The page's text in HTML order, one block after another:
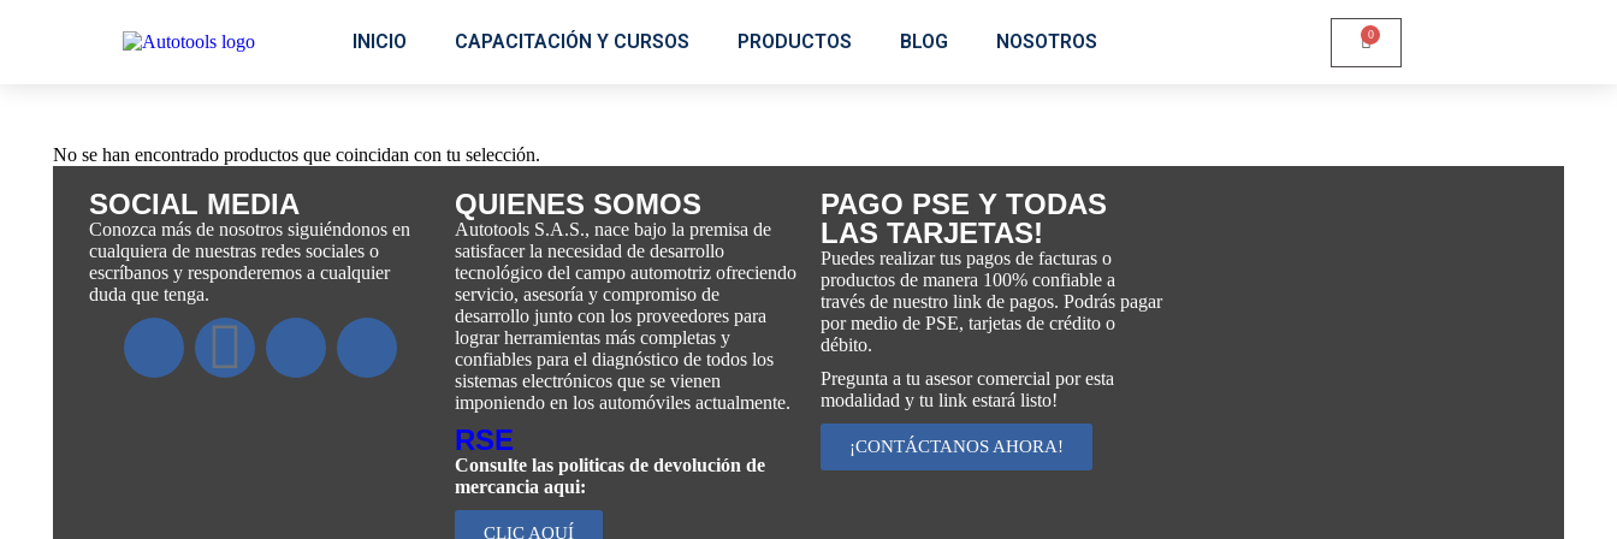
INICIO CAPACITACIÓN Y CURSOS PRODUCTOS BLOG NOSOTROS
No se han encontrado productos que coincidan con tu selección.
SOCIAL MEDIA
Conozca más de nosotros siguiéndonos en
cualquiera de nuestras redes sociales o
escríbanos y responderemos a cualquier
duda que tenga.
QUIENES SOMOS
Autotools S.A.S., nace bajo la premisa de
satisfacer la necesidad de desarrollo
tecnológico del campo automotriz ofreciendo
servicio, asesoría y compromiso de
desarrollo junto con los proveedores para
lograr herramientas más completas y
confiables para el diagnóstico de todos los
sistemas electrónicos que se vienen
imponiendo en los automóviles actualmente.
RSE
Consulte las politicas de devolución de
mercancia aqui:
CLIC AQUÍ
PAGO PSE Y TODAS
LAS TARJETAS!
Puedes realizar tus pagos de facturas o
productos de manera 100% confiable a
través de nuestro link de pagos. Podrás pagar
por medio de PSE, tarjetas de crédito o
débito.
Pregunta a tu asesor comercial por esta
modalidad y tu link estará listo!
¡CONTÁCTANOS AHORA!